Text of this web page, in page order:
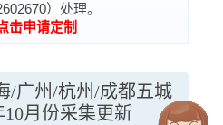
）处理。
击申请定制
/广州/杭州/成都五城
10月份采集更新